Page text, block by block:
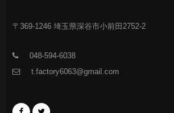
〒369-1246 埼玉県深谷市小前田2752-2
048-594-6038
t.factory6063@gmail.com